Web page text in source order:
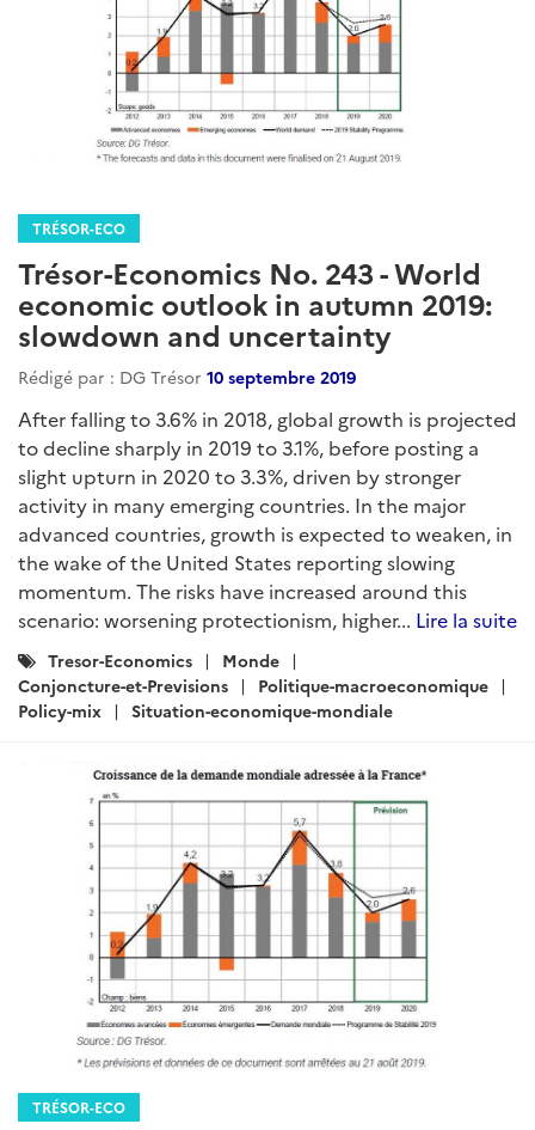
TRÉSOR-ECO
Trésor-Economics No. 243 - World
economic outlook in autumn 2019:
slowdown and uncertainty
Rédigé par : DG Trésor 10 septembre 2019
After falling to 3.6% in 2018, global growth is projected
to decline sharply in 2019 to 3.1%, before posting a
slight upturn in 2020 to 3.3%, driven by stronger
activity in many emerging countries. In the major
advanced countries, growth is expected to weaken, in
the wake of the United States reporting slowing
momentum. The risks have increased around this
scenario: worsening protectionism, higher... Lire la suite
Catégories
:
Tresor-Economics
Monde
Conjoncture-et-Previsions
Politique-macroeconomique
Policy-mix
Situation-economique-mondiale
TRÉSOR-ECO